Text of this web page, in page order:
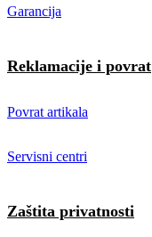
Garancija
Reklamacije i povrat
Povrat artikala
Servisni centri
Zaštita privatnosti